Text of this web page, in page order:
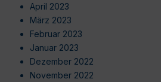
April 2023
März 2023
Februar 2023
Januar 2023
Dezember 2022
November 2022